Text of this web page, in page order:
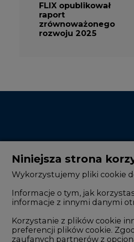
FLIX opublikował
raport
zrównoważonego
rozwoju 2025
CIRE - kim jesteśmy
Reklamuj się na CIRE
Patronat medialny CIRE
Niniejsza strona
Wykorzystujemy pliki cookie
Informacje o tym, jak
informacje z innymi danymi
Korzystanie z plików cookie
preferencji plików cookie.
zaufanych partnerów z